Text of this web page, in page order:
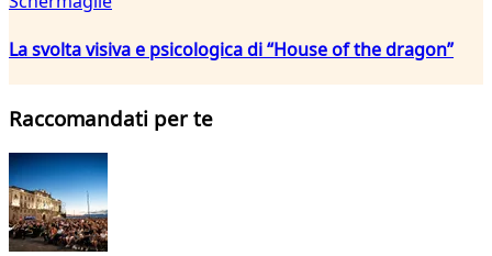
La svolta visiva e psicologica di “House of the dragon”
Raccomandati per te